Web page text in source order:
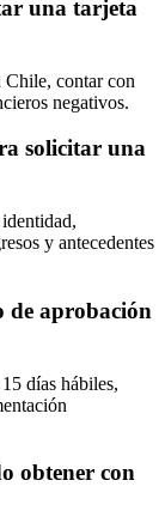
una tarjeta
Chile, contar con
negativos.
solicitar una
y antecedentes
de aprobación
días hábiles,
obtener con